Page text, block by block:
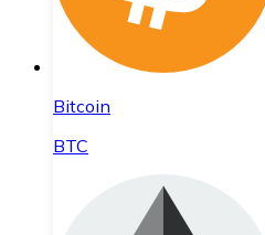
Bitcoin
BTC